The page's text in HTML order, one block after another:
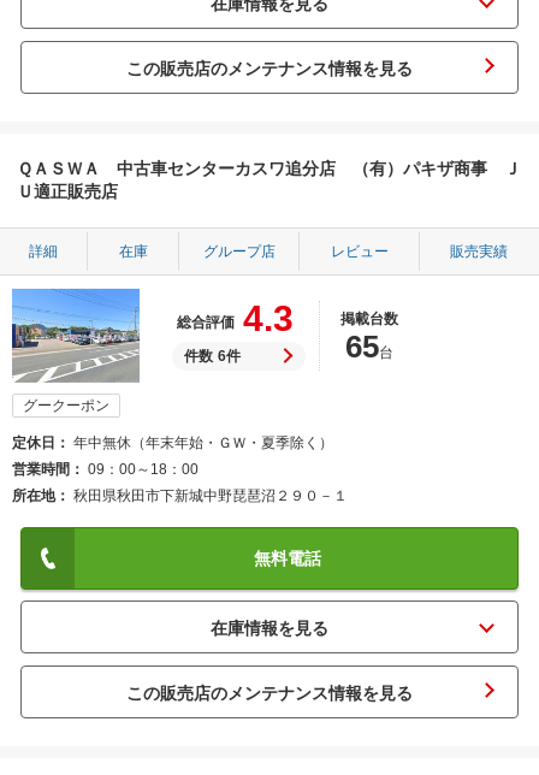
この販売店のメンテナンス情報を見る
ＱＡＳＷＡ 中古車センターカスワ追分店 （有）パキザ商事 Ｊ
Ｕ適正販売店
詳細 在庫 グループ店 レビュー 販売実績
総合評価 4.3
件数 6件
掲載台数
65台
グークーポン
定休日
年中無休（年末年始・ＧＷ・夏季除く）
営業時間
09：00～18：00
所在地
秋田県秋田市下新城中野琵琶沼２９０－１
無料電話
この販売店のメンテナンス情報を見る